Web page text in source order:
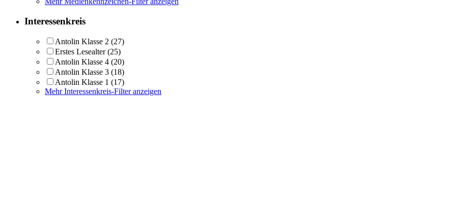
Interessenkreis
Antolin Klasse 2 (27)
Erstes Lesealter (25)
Antolin Klasse 4 (20)
Antolin Klasse 3 (18)
Antolin Klasse 1 (17)
Mehr Interessenkreis-Filter anzeigen